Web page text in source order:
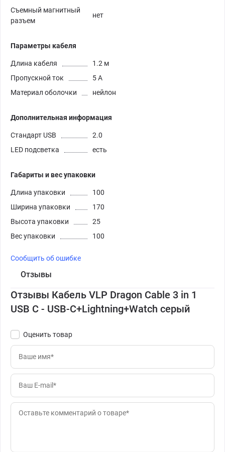
Съемный магнитный
разъем
нет
Параметры кабеля
Длина кабеля
1.2 м
Пропускной ток
5 А
Материал оболочки
нейлон
Дополнительная информация
Стандарт USB
2.0
LED подсветка
есть
Габариты и вес упаковки
Длина упаковки
100
Ширина упаковки
170
Высота упаковки
25
Вес упаковки
100
Сообщить об ошибке
Отзывы
Отзывы Кабель VLP Dragon Cable 3 in 1
USB С - USB-C+Lightning+Watch серый
Оценить товар